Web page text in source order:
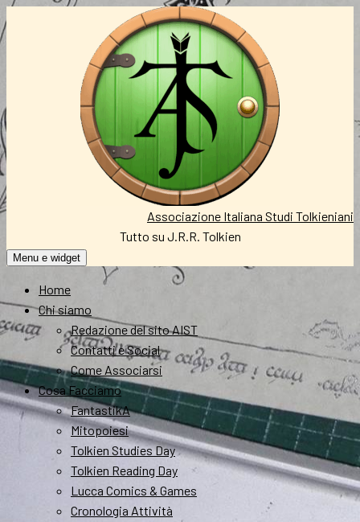
Associazione Italiana Studi Tolkieniani
Tutto su J.R.R. Tolkien
Menu e widget
Home
Chi siamo
Redazione del sito AIST
Contatti e Social
Come Associarsi
Cosa Facciamo
FantastikA
Mitopoiesi
Tolkien Studies Day
Tolkien Reading Day
Lucca Comics & Games
Cronologia Attività